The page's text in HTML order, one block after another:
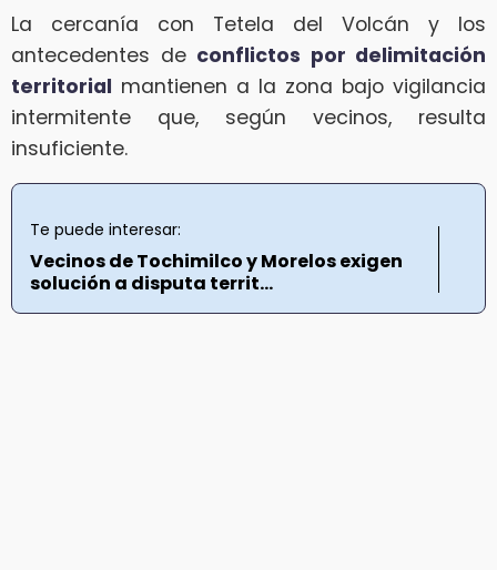
La cercanía con Tetela del Volcán y los
antecedentes de conflictos por delimitación
territorial mantienen a la zona bajo vigilancia
intermitente que, según vecinos, resulta
insuficiente.
Te puede interesar:
Vecinos de Tochimilco y Morelos exigen
solución a disputa territ...